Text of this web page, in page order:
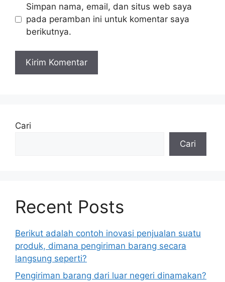
Simpan nama, email, dan situs web saya
pada peramban ini untuk komentar saya
berikutnya.
Cari
Cari
Recent Posts
Berikut adalah contoh inovasi penjualan suatu
produk, dimana pengiriman barang secara
langsung seperti?
Pengiriman barang dari luar negeri dinamakan?